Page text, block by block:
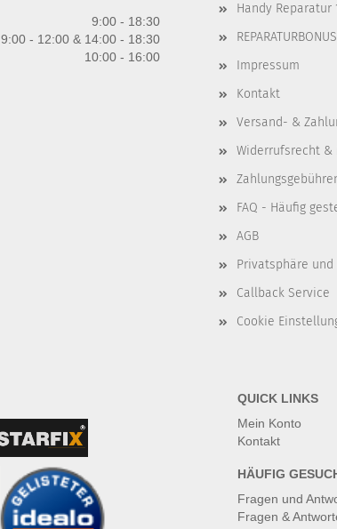
9:00 - 18:30
9:00 - 12:00 & 14:00 - 18:30
10:00 - 16:00
Handy
Impressum
Kontakt
Versand- &
Widerrufsrecht
FAQ - Häufig
AGB
Privatsphäre
Callback Service
Cookie
QUICK LINKS
Mein Konto
Kontakt
HÄUFIG
Fragen und
Fragen &